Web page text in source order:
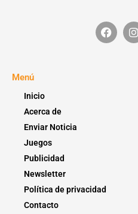
Menú
Inicio
Acerca de
Enviar Noticia
Juegos
Publicidad
Newsletter
Política de privacidad
Contacto